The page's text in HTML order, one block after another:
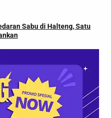
Sabu di Halteng, Satu